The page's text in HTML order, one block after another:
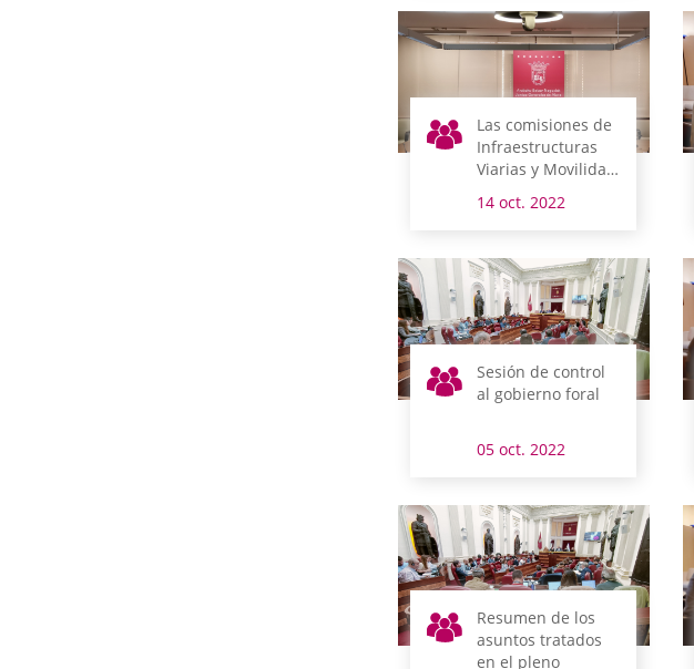
Las comisiones de
Infraestructuras
Viarias y Movilidad
Finanzas y
abren el lunes la
semana legislativa
en Álava
14 oct. 2022
Sesión de control
al gobierno foral
05 oct. 2022
Resumen de los
asuntos tratados
en el pleno